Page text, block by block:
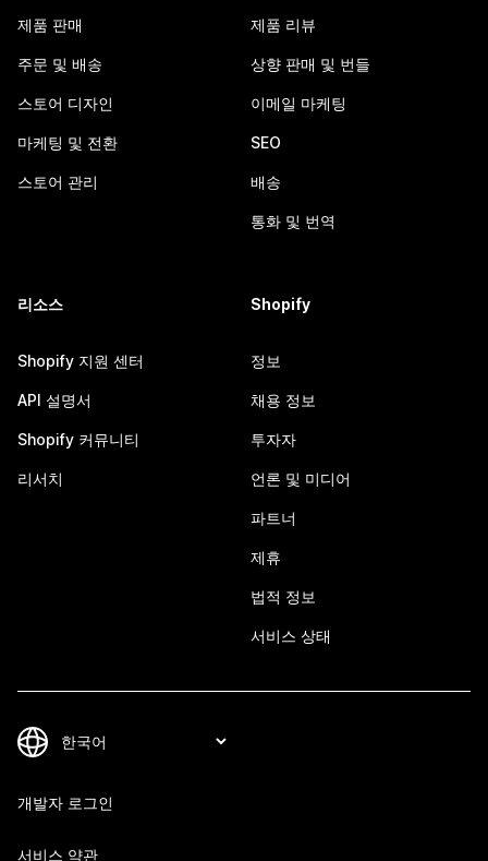
제품 판매
주문 및 배송
스토어 디자인
마케팅 및 전환
스토어 관리
제품 리뷰
상향 판매 및 번들
이메일 마케팅
SEO
배송
통화 및 번역
리소스
Shopify 지원 센터
API 설명서
Shopify 커뮤니티
리서치
Shopify
정보
채용 정보
투자자
언론 및 미디어
파트너
제휴
법적 정보
서비스 상태
개발자 로그인
서비스 약관